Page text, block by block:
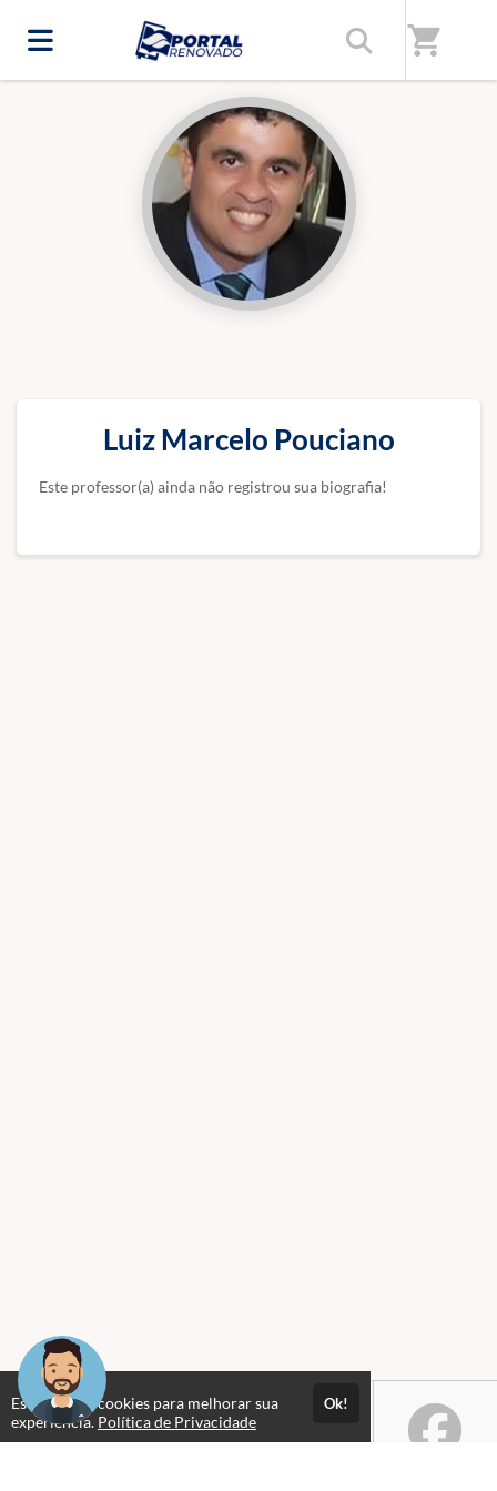
shopping_cart
Luiz Marcelo Pouciano
Este professor(a) ainda não registrou sua biografia!
Este site usa cookies para melhorar sua
experiência. Política de Privacidade
Ok!